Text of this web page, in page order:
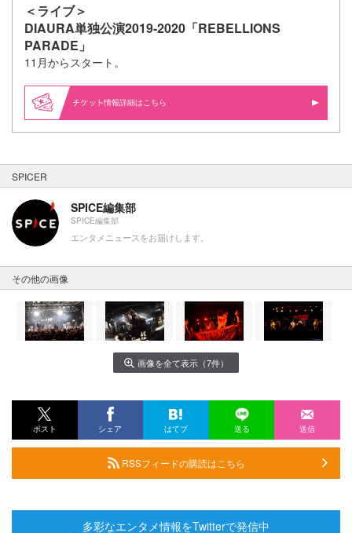
＜ライブ＞
DIAURA単独公演2019-2020「REBELLIONS
PARADE」
11月からスタート。
情報詳細はこちら
SPICER
SPICE編集部
SPICE編集部
エンタメニュースをお届けします。
その他の画像
画像を全て表示（7件）
ポスト シェア はてブ 送る 送信
RSSフィードの購読はこちら
多彩なエンタメ情報をTwitterで発信中